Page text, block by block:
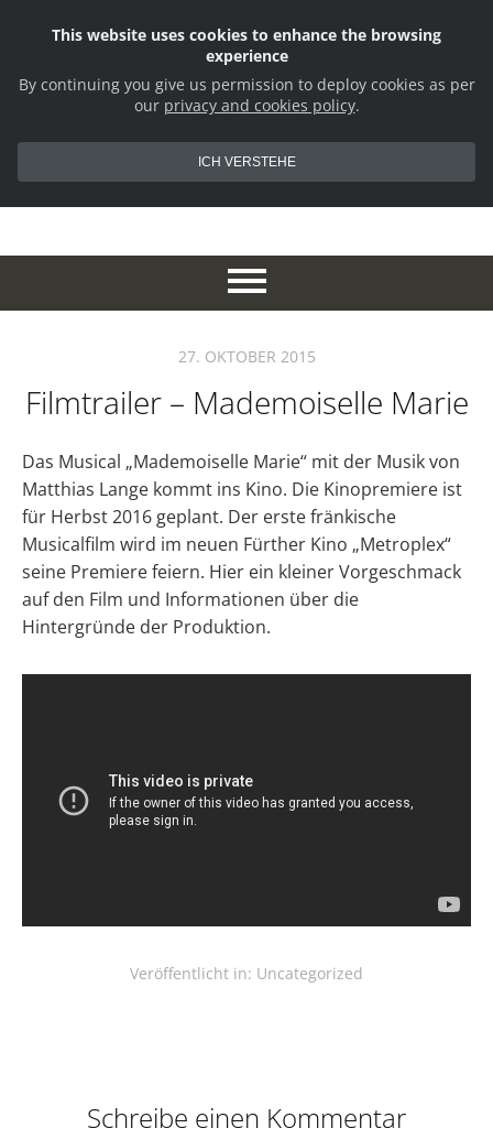
27. OKTOBER 2015
Filmtrailer – Mademoiselle Marie
Das Musical „Mademoiselle Marie“ mit der Musik von
Matthias Lange kommt ins Kino. Die Kinopremiere ist
für Herbst 2016 geplant. Der erste fränkische
Musicalfilm wird im neuen Fürther Kino „Metroplex“
seine Premiere feiern. Hier ein kleiner Vorgeschmack
auf den Film und Informationen über die
Hintergründe der Produktion.
Veröffentlicht in: Uncategorized
Schreibe einen Kommentar
This website uses cookies to enhance the browsing
experience
By continuing you give us permission to deploy cookies as per
our privacy and cookies policy.
ICH VERSTEHE